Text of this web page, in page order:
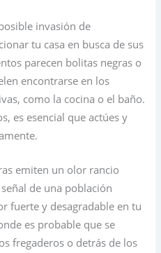
invasión de
tu casa en busca de sus
parecen bolitas negras o
encontrarse en los
como la cocina o el baño.
es esencial que actúes y
emiten un olor rancio
de una población
fuerte y desagradable en tu
es probable que se
fregaderos o detrás de los